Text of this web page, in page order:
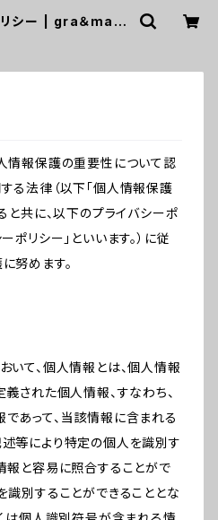
リシー | gra＆maja
情報保護の重要性について認
る法律（以下「個人情報保護
と共に、以下のプライバシーポ
ポリシー」といいます。）に従
努めます。
いて、個人情報とは、個人情報
された個人情報、すなわち、
あって、当該情報に含まれる
等により特定の個人を識別す
報と容易に照合することがで
識別することができることとな